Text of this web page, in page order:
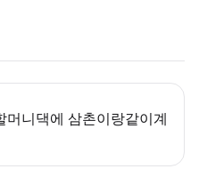
니댁에 삼촌이랑같이계